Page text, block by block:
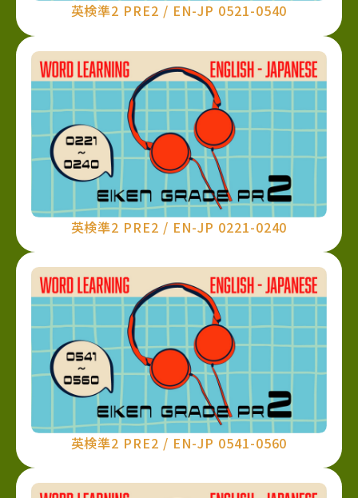
英検準2 PRE2 / EN-JP 0521-0540
英検準2 PRE2 / EN-JP 0221-0240
英検準2 PRE2 / EN-JP 0541-0560